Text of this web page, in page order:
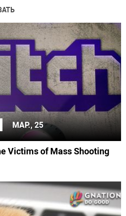
МАР., 25
Victims of Mass Shooting